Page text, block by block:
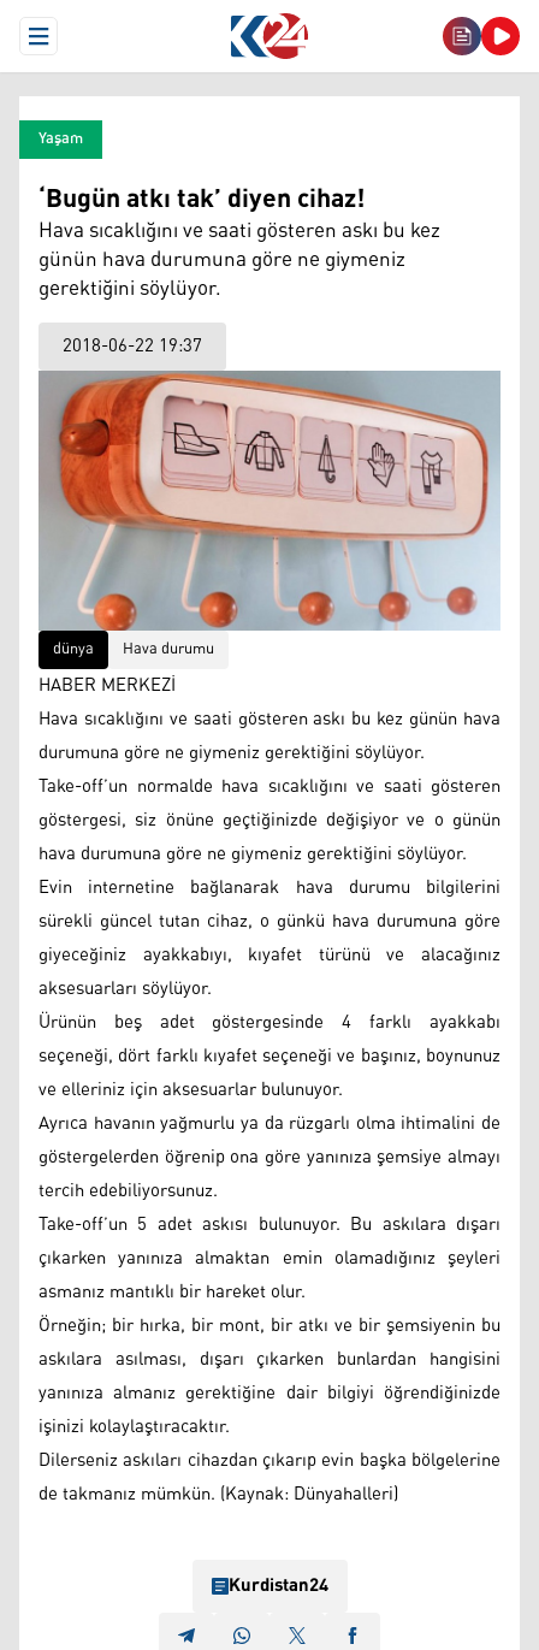
Open Menu
Yaşam
‘Bugün atkı tak’ diyen cihaz!
Hava sıcaklığını ve saati gösteren askı bu kez
günün hava durumuna göre ne giymeniz
gerektiğini söylüyor.
2018-06-22 19:37
dünya Hava durumu
HABER MERKEZİ
Hava sıcaklığını ve saati gösteren askı bu kez günün hava
durumuna göre ne giymeniz gerektiğini söylüyor.
Take-off’un normalde hava sıcaklığını ve saati gösteren
göstergesi, siz önüne geçtiğinizde değişiyor ve o günün
hava durumuna göre ne giymeniz gerektiğini söylüyor.
Evin internetine bağlanarak hava durumu bilgilerini
sürekli güncel tutan cihaz, o günkü hava durumuna göre
giyeceğiniz ayakkabıyı, kıyafet türünü ve alacağınız
aksesuarları söylüyor.
Ürünün beş adet göstergesinde 4 farklı ayakkabı
seçeneği, dört farklı kıyafet seçeneği ve başınız, boynunuz
ve elleriniz için aksesuarlar bulunuyor.
Ayrıca havanın yağmurlu ya da rüzgarlı olma ihtimalini de
göstergelerden öğrenip ona göre yanınıza şemsiye almayı
tercih edebiliyorsunuz.
Take-off’un 5 adet askısı bulunuyor. Bu askılara dışarı
çıkarken yanınıza almaktan emin olamadığınız şeyleri
asmanız mantıklı bir hareket olur.
Örneğin; bir hırka, bir mont, bir atkı ve bir şemsiyenin bu
askılara asılması, dışarı çıkarken bunlardan hangisini
yanınıza almanız gerektiğine dair bilgiyi öğrendiğinizde
işinizi kolaylaştıracaktır.
Dilerseniz askıları cihazdan çıkarıp evin başka bölgelerine
de takmanız mümkün. (Kaynak: Dünyahalleri)
Kurdistan24